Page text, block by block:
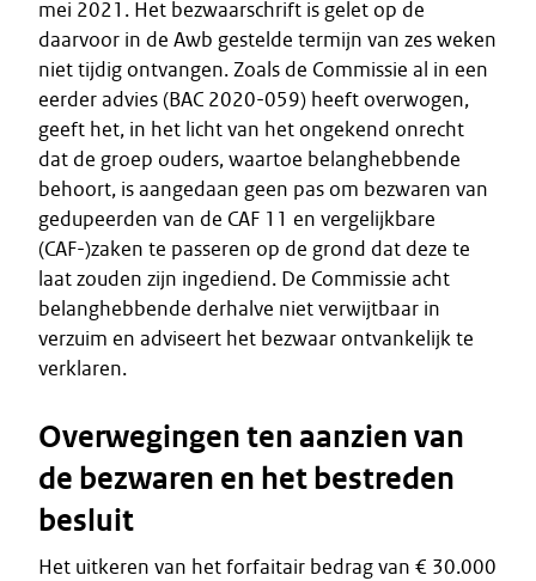
mei 2021. Het bezwaarschrift is gelet op de
daarvoor in de Awb gestelde termijn van zes weken
niet tijdig ontvangen. Zoals de Commissie al in een
eerder advies (BAC 2020-059) heeft overwogen,
geeft het, in het licht van het ongekend onrecht
dat de groep ouders, waartoe belanghebbende
behoort, is aangedaan geen pas om bezwaren van
gedupeerden van de CAF 11 en vergelijkbare
(CAF-)zaken te passeren op de grond dat deze te
laat zouden zijn ingediend. De Commissie acht
belanghebbende derhalve niet verwijtbaar in
verzuim en adviseert het bezwaar ontvankelijk te
verklaren.
Overwegingen ten aanzien van
de bezwaren en het bestreden
besluit
Het uitkeren van het forfaitair bedrag van € 30.000